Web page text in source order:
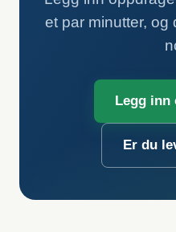
et par minutter, og
Legg inn
Er du